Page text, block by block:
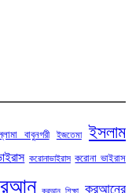
বাবুনগরী ইজতেমা ইসলাম
করোনাভাইরাস করোনা ভাইরাস
কুরআন শিক্ষা কুরআনের